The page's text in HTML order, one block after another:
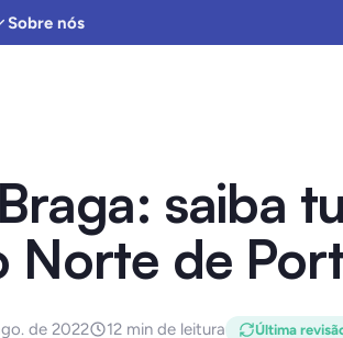
Sobre nós
saiba
Norte de
de 2022 12 min de leitura Última